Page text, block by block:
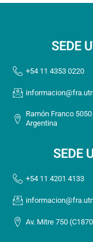
SEDE
+54 11 4353 0220
Ramón Franco
Argentina
SEDE
+54 11 4201 4133
Av. Mitre 750